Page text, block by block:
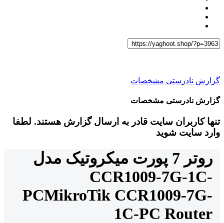
گزارش نادرستی مشخصات
گزارش نادرستی مشخصات
تنها کاربران سایت قادر به ارسال گزارش هستند. لطفا
وارد سایت شوید
روتر 7 پورت میکروتیک مدل
CCR1009-7G-1C-
PCMikroTik CCR1009-7G-
1C-PC Router